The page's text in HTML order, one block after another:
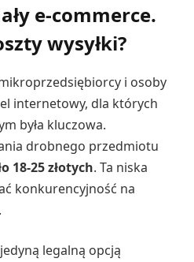
e-commerce.
wysyłki?
i osoby
internetowy, dla których
była kluczowa.
drobnego przedmiotu
18-25 złotych. Ta niska
konkurencyjność na
legalną opcją